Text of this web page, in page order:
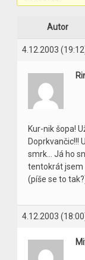
Autor
4.12.2003
Kur-nik šopa!
Doprkvančic!!!
smrk… Já ho
tentokrát jsem
(píše se to
4.12.2003